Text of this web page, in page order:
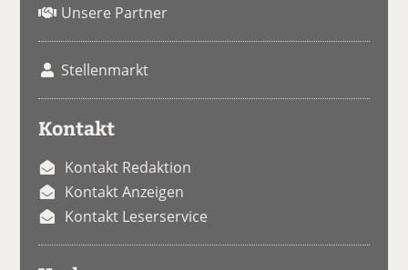
Unsere Partner
Stellenmarkt
Kontakt
Kontakt Redaktion
Kontakt Anzeigen
Kontakt Leserservice